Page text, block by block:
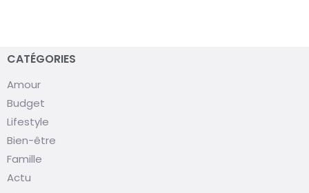
CATÉGORIES
Amour
Budget
Lifestyle
Bien-être
Famille
Actu